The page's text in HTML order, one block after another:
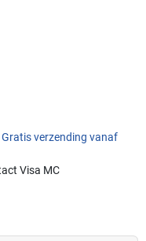
Gratis verzending vanaf
Visa MC